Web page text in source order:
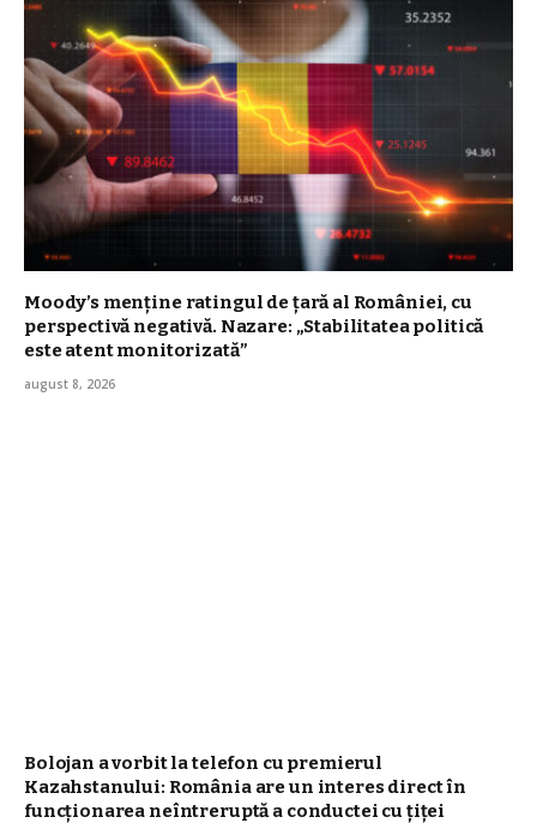
Moody’s menține ratingul de țară al României, cu
perspectivă negativă. Nazare: „Stabilitatea politică
este atent monitorizată”
august 8, 2026
Bolojan a vorbit la telefon cu premierul
Kazahstanului: România are un interes direct în
funcționarea neîntreruptă a conductei cu țiței